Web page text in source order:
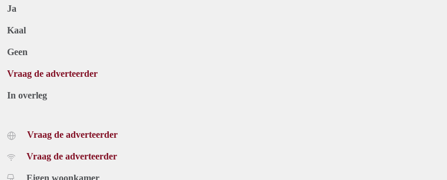
Ja
Kaal
Geen
Vraag de adverteerder
In overleg
Vraag de adverteerder
Vraag de adverteerder